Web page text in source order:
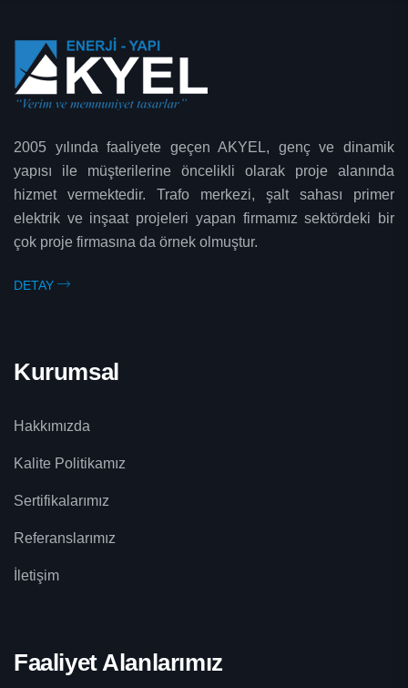
2005 yılında faaliyete geçen AKYEL, genç ve dinamik
yapısı ile müşterilerine öncelikli olarak proje alanında
hizmet vermektedir. Trafo merkezi, şalt sahası primer
elektrik ve inşaat projeleri yapan firmamız sektördeki bir
çok proje firmasına da örnek olmuştur.
DETAY
Kurumsal
Hakkımızda
Kalite Politikamız
Sertifikalarımız
Referanslarımız
İletişim
Faaliyet Alanlarımız